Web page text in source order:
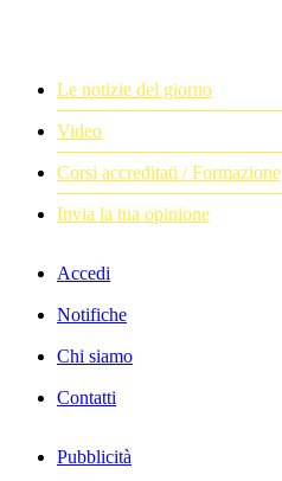
Le notizie del giorno
Video
Corsi accreditati / Formazione
Invia la tua opinione
Accedi
Notifiche
Chi siamo
Contatti
Pubblicità